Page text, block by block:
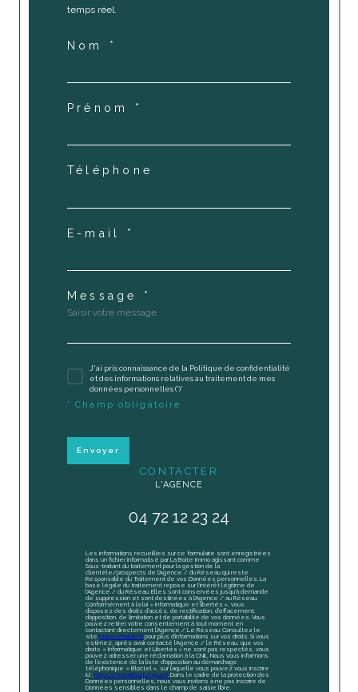
temps réel.
Nom *
Prénom *
Téléphone
E-mail *
Message *
J'ai pris connaissance de la Politique de confidentialité
et des informations relatives au traitement de mes
données personnelles (*)*
* Champ obligatoire
Envoyer
CONTACTER
L'AGENCE
04 72 12 23 24
Les informations recueillies sur ce formulaire sont enregistrées
dans un fichier informatisé par La Boite Immo agissant comme
Sous-traitant du traitement pour la gestion de la
clientèle/prospects de l'Agence / du Réseau qui reste
Responsable du Traitement de vos Données personnelles. La
base légale du traitement repose sur l'intérêt légitime de
l'Agence / du Réseau. Elles sont conservées jusqu'à demande
de suppression et sont destinées à l'Agence / au Réseau.
Conformément à la loi « informatique et libertés », vous
disposez des droits d’accès, de rectification, d’effacement,
d’opposition, de limitation et de portabilité de vos données. Vous
pouvez retirer votre consentement à tout moment en
contactant directement l’Agence / Le Réseau. Consultez le
site https://cnil.fr/fr pour plus d’informations sur vos droits. Si vous
estimez, après avoir contacté l'Agence / le Réseau, que vos
droits « Informatique et Libertés » ne sont pas respectés, vous
pouvez adresser une réclamation à la CNIL. Nous vous informons
de l’existence de la liste d'opposition au démarchage
téléphonique « Bloctel », sur laquelle vous pouvez vous inscrire
ici : https://www.bloctel.gouv.fr. Dans le cadre de la protection des
Données personnelles, nous vous invitons à ne pas inscrire de
Données sensibles dans le champ de saisie libre.